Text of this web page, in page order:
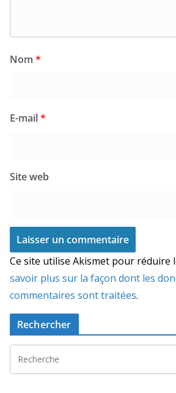
Nom *
E-mail*
Site web
Ce site utilise Akismet pour réduire
savoir plus sur la façon dont les
commentaires sont traitées.
Rechercher